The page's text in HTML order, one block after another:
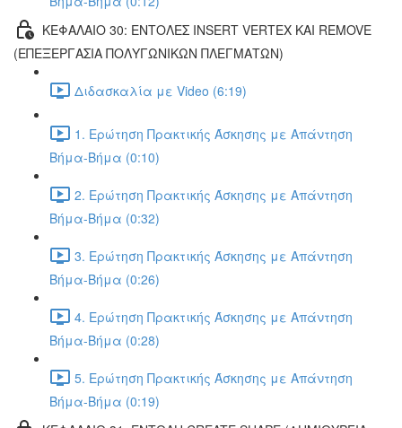
ΚΕΦΑΛΑΙΟ 30: ΕΝΤΟΛΕΣ INSERT VERTEX ΚΑΙ REMOVE
(ΕΠΕΞΕΡΓΑΣΙΑ ΠΟΛΥΓΩΝΙΚΩΝ ΠΛΕΓΜΑΤΩΝ)
Διδασκαλία με Video (6:19)
1. Ερώτηση Πρακτικής Άσκησης με Απάντηση
Βήμα-Βήμα (0:10)
2. Ερώτηση Πρακτικής Άσκησης με Απάντηση
Βήμα-Βήμα (0:32)
3. Ερώτηση Πρακτικής Άσκησης με Απάντηση
Βήμα-Βήμα (0:26)
4. Ερώτηση Πρακτικής Άσκησης με Απάντηση
Βήμα-Βήμα (0:28)
5. Ερώτηση Πρακτικής Άσκησης με Απάντηση
Βήμα-Βήμα (0:19)